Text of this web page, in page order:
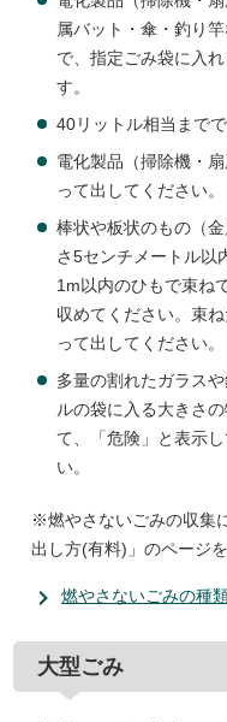
属バット・傘・釣り
で、指定ごみ袋に入
す。
40リットル相当までで
電化製品（掃除機・
って出してください。
棒状や板状のもの（
さ5センチメートル以
1m以内のひもで束ね
収めてください。束
って出してください。
多量の割れたガラス
ルの袋に入る大きさ
て、「危険」と表示
い。
※燃やさないごみの収集
出し方(有料)」のページ
燃やさないごみの種
大型ごみ